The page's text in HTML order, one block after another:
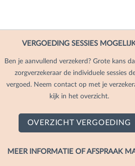
VERGOEDING SESSIES
Ben je aanvullend verzekerd? Grote kans
zorgverzekeraar de individuele sessies
vergoed. Neem contact op met je
kijk in het overzicht.
OVERZICHT VERGOEDING
MEER INFORMATIE OF AFSPRAAK